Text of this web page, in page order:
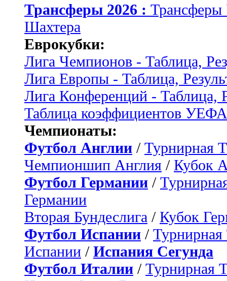
Трансферы 2026 :
Шахтера
Еврокубки:
Лига Чемпионов - Таблица,
Лига Европы - Таблица,
Лига Конференций - Таблица,
Таблица коэффициентов УЕФА
Чемпионаты:
Футбол Англии / Турнирная
Чемпионшип Англия / Кубок
Футбол Германии /
Германии
Вторая Бундеслига / Кубок
Футбол Испании / Турнирная
Испании / Испания Сегунда
Футбол Италии / Турнирная